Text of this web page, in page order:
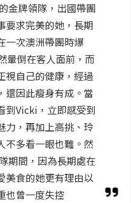
金牌領隊，出國帶團
要求完美的她，長期
一次澳洲帶團時爆
暈倒在客人面前，而
視自己的健康，經過
還因此瘦身有成。當
到Vicki，立即感受到
力，再加上高挑、玲
不多看一眼也難。然
期間，因為長期處在
美食的她更有理由以
也曾一度失控